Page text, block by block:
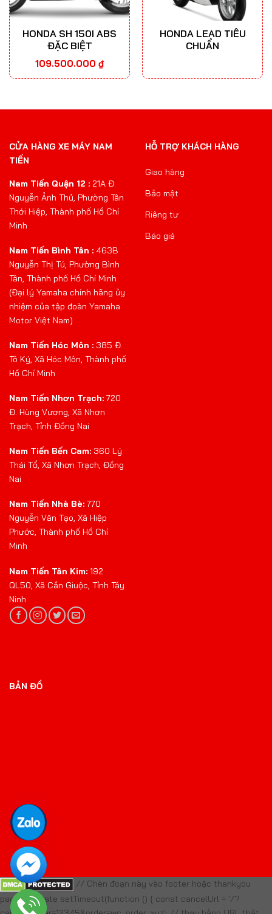
HONDA SH 150I ABS
ĐẶC BIỆT
109.500.000 ₫
HONDA LEAD TIÊU
CHUẨN
CỬA HÀNG XE MÁY NAM
TIẾN
Nam Tiến Quận 12 : 21A Đ.
Nguyễn Ảnh Thủ, Phường Tân
Thới Hiệp, Thành phố Hồ Chí
Minh
Nam Tiến Bình Tân : 463B
Nguyễn Thị Tú, Phường Bình
Tân, Thành phố Hồ Chí Minh
(Đại lý Yamaha chính hãng ủy
nhiệm của tập đoàn Yamaha
Motor Việt Nam)
Nam Tiến Hóc Môn : 385 Đ.
Tô Ký, Xã Hóc Môn, Thành phố
Hồ Chí Minh
Nam Tiến Nhơn Trạch: 720
Đ. Hùng Vương, Xã Nhơn
Trạch, Tỉnh Đồng Nai
Nam Tiến Bến Cam: 360 Lý
Thái Tổ, Xã Nhơn Trạch, Đồng
Nai
Nam Tiến Nhà Bè: 770
Nguyễn Văn Tạo, Xã Hiệp
Phước, Thành phố Hồ Chí
Minh
Nam Tiến Tân Kim: 192
QL50, Xã Cần Giuộc, Tỉnh Tây
Ninh
HỖ TRỢ KHÁCH HÀNG
Giao hàng
Bảo mật
Riêng tư
Báo giá
BẢN ĐỒ
// Chèn đoạn này vào footer hoặc thankyou
page template setTimeout(function () { const cancelUrl = '/?